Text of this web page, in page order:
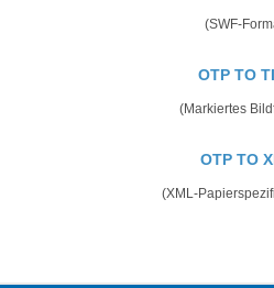
(SWF-
OTP TO
(Markiertes
OTP TO
(XML-